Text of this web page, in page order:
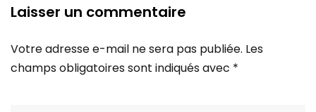
Laisser un commentaire
Votre adresse e-mail ne sera pas publiée. Les
champs obligatoires sont indiqués avec *